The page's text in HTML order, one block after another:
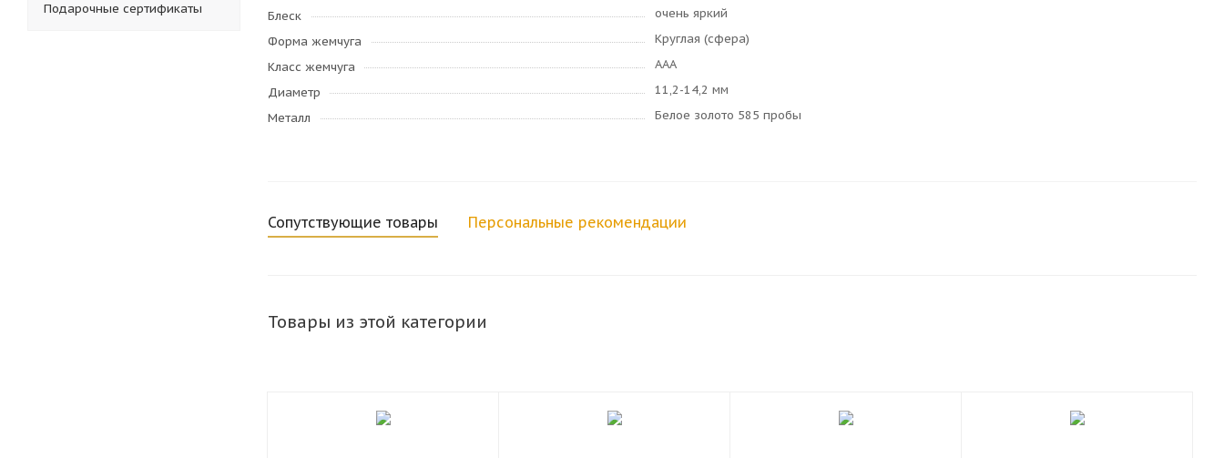
Блеск
очень яркий
Форма жемчуга
Круглая (сфера)
Класс жемчуга
AAA
Диаметр
11,2-14,2 мм
Металл
Белое золото 585 пробы
Сопутствующие товары Персональные рекомендации
Товары из этой категории
Подарочные сертификаты